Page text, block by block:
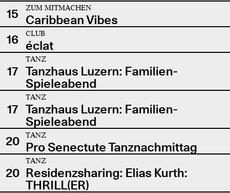
15
ZUM MITMACHEN
Caribbean Vibes
16
CLUB
éclat
17
TANZ
Tanzhaus Luzern: Familien-
Spieleabend
17
TANZ
Tanzhaus Luzern: Familien-
Spieleabend
20
TANZ
Pro Senectute Tanznachmittag
20
TANZ
Residenzsharing: Elias Kurth:
THRILL(ER)